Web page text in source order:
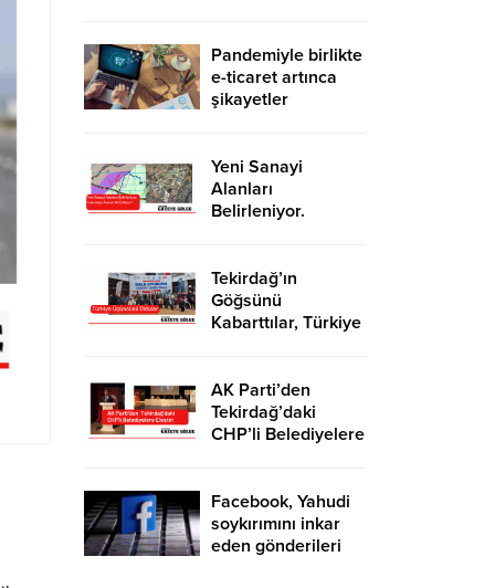
Pandemiyle birlikte
e-ticaret artınca
şikayetler
Yeni Sanayi
Alanları
Belirleniyor.
Tekirdağ’ın
Göğsünü
Kabarttılar, Türkiye
AK Parti’den
Tekirdağ’daki
CHP’li Belediyelere
Facebook, Yahudi
soykırımını inkar
eden gönderileri